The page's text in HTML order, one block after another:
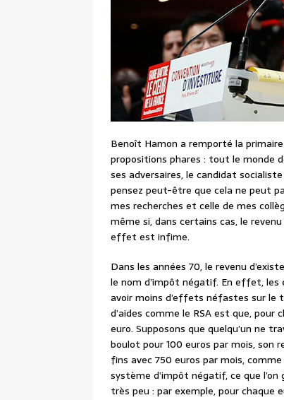
Benoît Hamon a remporté la primaire
propositions phares : tout le monde
ses adversaires, le candidat
pensez peut-être que cela ne peut
mes recherches et celle de mes
même si, dans certains cas, le
effet est infime.
Dans les années 70, le revenu
le nom d’impôt négatif. En effet, les
avoir moins d’effets néfastes sur le
d’aides comme le RSA est que, pour
euro. Supposons que quelqu’un ne
boulot pour 100 euros par mois, son
fins avec 750 euros par mois,
système d’impôt négatif, ce que
très peu : par exemple, pour chaque